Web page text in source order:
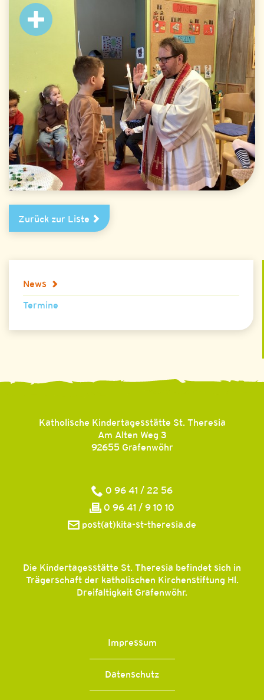
Zurück zur Liste
News
Termine
Katholische Kindertagesstätte St. Theresia
Am Alten Weg 3
92655 Grafenwöhr
0 96 41 / 22 56
0 96 41 / 9 10 10
post(at)kita-st-theresia.de
Die Kindertagesstätte St. Theresia befindet sich in
Trägerschaft der katholischen Kirchenstiftung Hl.
Dreifaltigkeit Grafenwöhr.
Impressum
Datenschutz